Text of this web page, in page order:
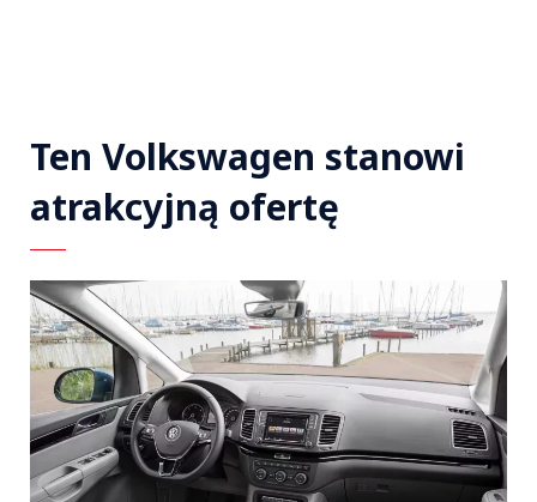
Ten Volkswagen stanowi
atrakcyjną ofertę